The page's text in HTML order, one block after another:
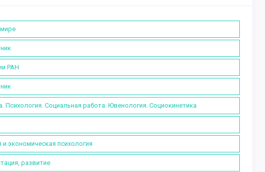
РАН
Психология. Социальная работа. Ювенология. Социокинетика
экономическая психология
развитие